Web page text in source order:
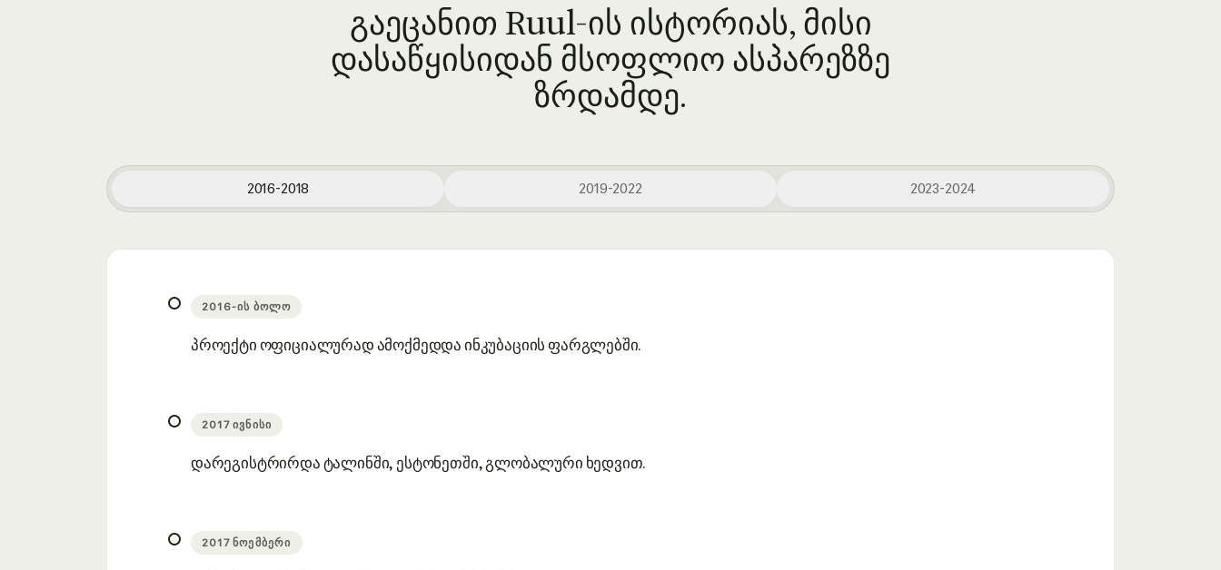
გაეცანით Ruul-ის ისტორიას, მისი
დასაწყისიდან მსოფლიო ასპარეზზე
ზრდამდე.
2016-2018 2019-2022 2023-2024
2016-ᲘᲡ ᲑᲝᲚᲝ
პროექტი ოფიციალურად ამოქმედდა ინკუბაციის ფარგლებში.
2017 ᲘᲕᲜᲘᲡᲘ
დარეგისტრირდა ტალინში, ესტონეთში, გლობალური ხედვით.
2017 ᲜᲝᲔᲛᲑᲔᲠᲘ